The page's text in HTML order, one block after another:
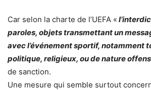
Car selon la charte de l’UEFA «
paroles, objets transmettant un
avec l’événement sportif, notamment
politique, religieux, ou de nature
de sanction.
Une mesure qui semble surtout